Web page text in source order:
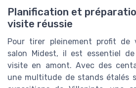
Planification et
visite réussie
Pour tirer pleinement profit de
salon Midest, il est essentiel
visite en amont. Avec des
une multitude de stands étalés